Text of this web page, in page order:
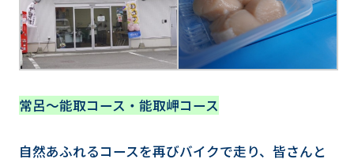
常呂～能取コース・能取岬コース
自然あふれるコースを再びバイクで走り、皆さんと